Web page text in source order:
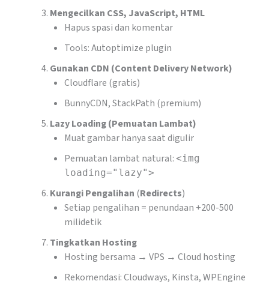
Mengecilkan CSS, JavaScript, HTML
Hapus spasi dan komentar
Tools: Autoptimize plugin
Gunakan CDN (Content Delivery Network)
Cloudflare (gratis)
BunnyCDN, StackPath (premium)
Lazy Loading (Pemuatan Lambat)
Muat gambar hanya saat digulir
Pemuatan lambat natural: <img
loading="lazy">
Kurangi Pengalihan (Redirects)
Setiap pengalihan = penundaan +200-500
milidetik
Tingkatkan Hosting
Hosting bersama → VPS → Cloud hosting
Rekomendasi: Cloudways, Kinsta, WPEngine